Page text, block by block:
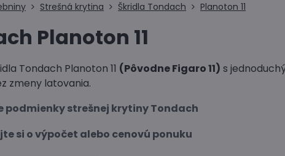
Strešná krytina Škridla Tondach Planoton 11
Planoton 11
Tondach Planoton 11 (Pôvodne Figaro 11) s
zmeny latovania.
podmienky strešnej krytiny Tondach
si o výpočet alebo cenovú ponuku